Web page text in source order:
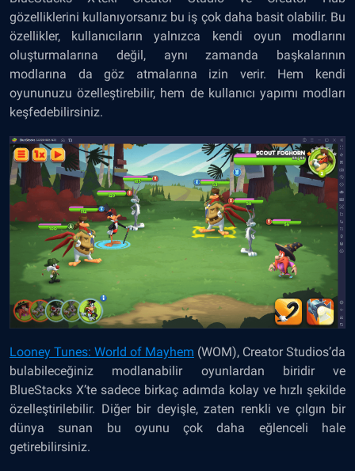
gözelliklerini kullanıyorsanız bu iş çok daha basit olabilir. Bu
özellikler, kullanıcıların yalnızca kendi oyun modlarını
oluşturmalarına değil, aynı zamanda başkalarının
modlarına da göz atmalarına izin verir. Hem kendi
oyununuzu özelleştirebilir, hem de kullanıcı yapımı modları
keşfedebilirsiniz.
Looney Tunes: World of Mayhem (WOM), Creator Studios’da
bulabileceğiniz modlanabilir oyunlardan biridir ve
BlueStacks X’te sadece birkaç adımda kolay ve hızlı şekilde
özelleştirilebilir. Diğer bir deyişle, zaten renkli ve çılgın bir
dünya sunan bu oyunu çok daha eğlenceli hale
getirebilirsiniz.